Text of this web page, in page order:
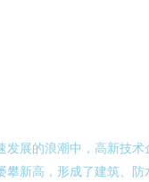
发展的浪潮中，高新技
攀新高，形成了建筑、